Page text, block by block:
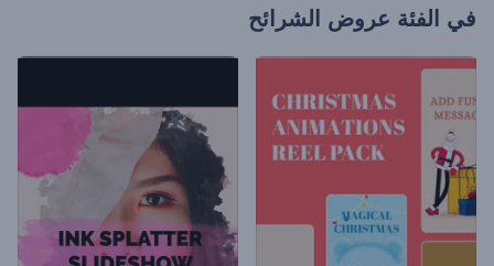
في الفئة عروض الشرائح